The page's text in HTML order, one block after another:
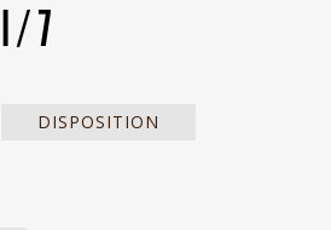
I/7
DISPOSITION